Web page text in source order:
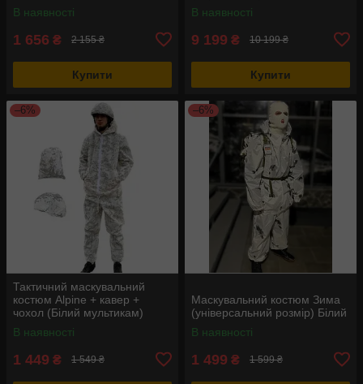
В наявності
1 656 ₴ 2 155 ₴
Купити
В наявності
9 199 ₴ 10 199 ₴
Купити
–6%
Тактичний маскувальний
костюм Alpine + кавер +
чохол (Білий мультикам)
В наявності
1 449 ₴ 1 549 ₴
–6%
Маскувальний костюм Зима
(універсальний розмір) Білий
В наявності
1 499 ₴ 1 599 ₴